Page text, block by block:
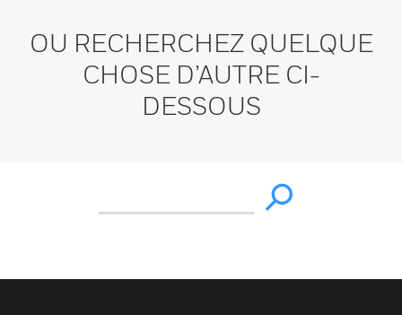
OU RECHERCHEZ QUELQUE
CHOSE D’AUTRE CI-
DESSOUS